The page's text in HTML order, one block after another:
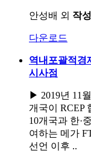
안성배 외 작
다운로드
역내포괄적경
시사점
▶ 2019년 11
개국이 RCEP
10개국과 한·
여하는 메가
선언 이후 ..